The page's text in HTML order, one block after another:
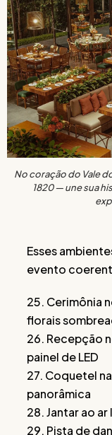
No coração do Vale
1820 — une sua
Esses
evento
25. Cerimônia
florais
26. Recepção
painel de LED
27. Coquetel
panorâmica
28. Jantar ao
29. Pista de